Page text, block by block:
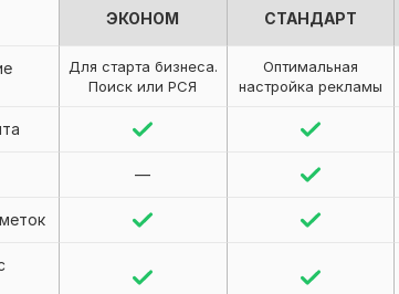
ЭКОНОМ СТАНДАРТ
Для старта бизнеса.
Поиск или РСЯ
Оптимальная
настройка рекламы
—